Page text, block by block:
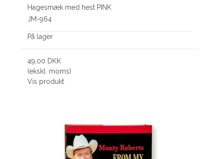
Hagesmæk med hest PINK
JM-964
På lager
49,00 DKK
(ekskl. moms)
Vis produkt